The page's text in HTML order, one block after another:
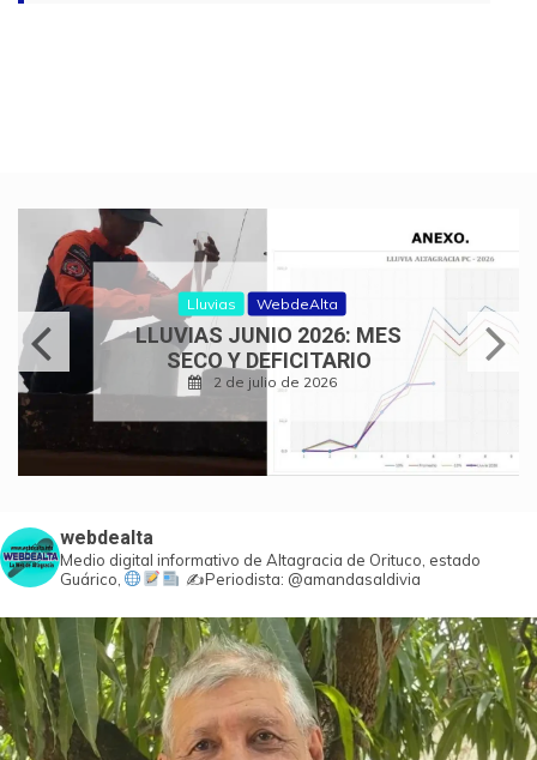
Lluvias WebdeAlta
LLUVIAS JUNIO 2026: MES
SECO Y DEFICITARIO
2 de julio de 2026
webdealta
Medio digital informativo de Altagracia de Orituco, estado
Guárico,
✍️Periodista: @amandasaldivia